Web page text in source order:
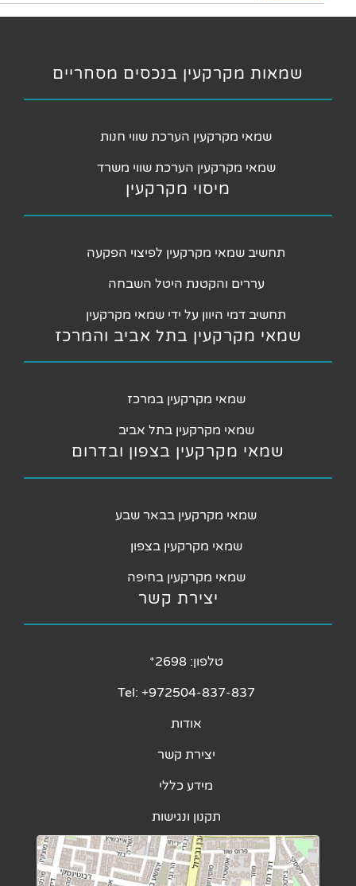
שמאות מקרקעין בנכסים מסחריים
שמאי מקרקעין הערכת שווי חנות
שמאי מקרקעין הערכת שווי משרד
מיסוי מקרקעין
תחשיב שמאי מקרקעין לפיצוי הפקעה
עררים והקטנת היטל השבחה
תחשיב דמי היוון על ידי שמאי מקרקעין
שמאי מקרקעין בתל אביב והמרכז
שמאי מקרקעין במרכז
שמאי מקרקעין בתל אביב
שמאי מקרקעין בצפון ובדרום
שמאי מקרקעין בבאר שבע
שמאי מקרקעין בצפון
שמאי מקרקעין בחיפה
יצירת קשר
טלפון: 2698*
Tel: +972504-837-837
אודות
יצירת קשר
מידע כללי
תקנון ונגישות